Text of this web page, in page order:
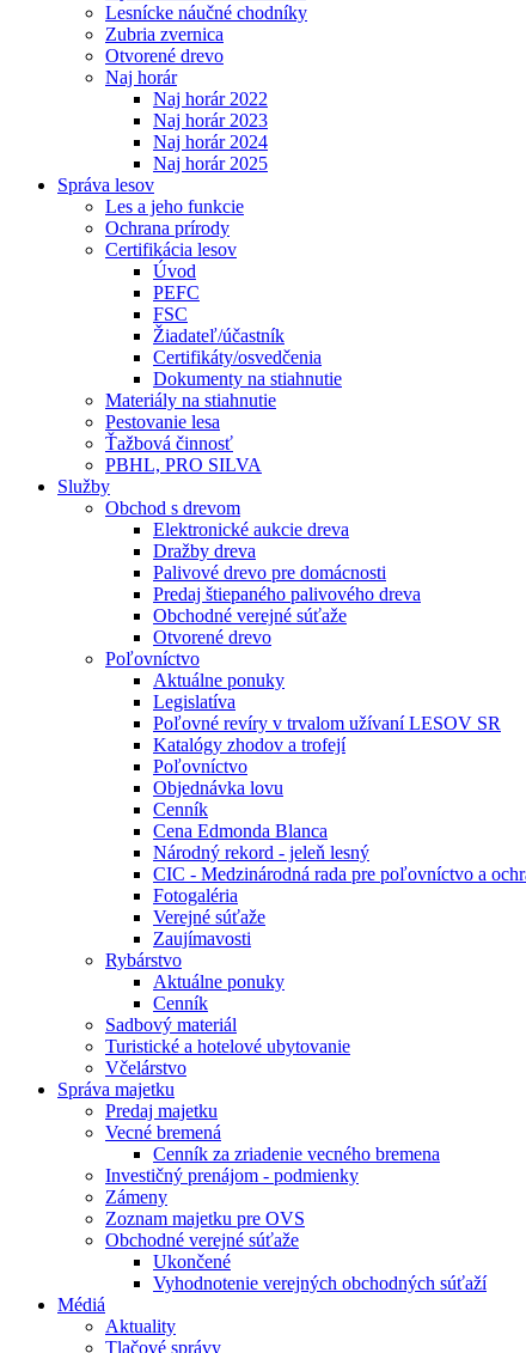
Lesnícke náučné chodníky
Zubria zvernica
Otvorené drevo
Naj horár
Naj horár 2022
Naj horár 2023
Naj horár 2024
Naj horár 2025
Správa lesov
Les a jeho funkcie
Ochrana prírody
Certifikácia lesov
Úvod
PEFC
FSC
Žiadateľ/účastník
Certifikáty/osvedčenia
Dokumenty na stiahnutie
Materiály na stiahnutie
Pestovanie lesa
Ťažbová činnosť
PBHL, PRO SILVA
Služby
Obchod s drevom
Elektronické aukcie dreva
Dražby dreva
Palivové drevo pre domácnosti
Predaj štiepaného palivového dreva
Obchodné verejné súťaže
Otvorené drevo
Poľovníctvo
Aktuálne ponuky
Legislatíva
Poľovné revíry v trvalom užívaní LESOV SR
Katalógy zhodov a trofejí
Poľovníctvo
Objednávka lovu
Cenník
Cena Edmonda Blanca
Národný rekord - jeleň lesný
CIC - Medzinárodná rada pre poľovníctvo a
Fotogaléria
Verejné súťaže
Zaujímavosti
Rybárstvo
Aktuálne ponuky
Cenník
Sadbový materiál
Turistické a hotelové ubytovanie
Včelárstvo
Správa majetku
Predaj majetku
Vecné bremená
Cenník za zriadenie vecného bremena
Investičný prenájom - podmienky
Zámeny
Zoznam majetku pre OVS
Obchodné verejné súťaže
Ukončené
Vyhodnotenie verejných obchodných súťaží
Médiá
Aktuality
Tlačové správy